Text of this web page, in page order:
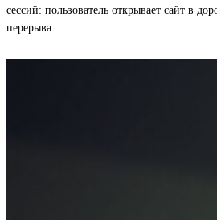
сессий: пользователь открывает сайт в
перерыва…